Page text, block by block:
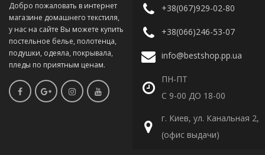
Добро пожаловать в интернет
магазине домашнего текстиля,
у нас на сайте Вы можете купить
постельное белье, полотенца,
подушки, одеяла, покрывала,
пледы по приятным ценам.
+38(067)929-02-80
+38(066)246-53-07
info@bestshop.pp.ua
ПН-ПТ
С 9-00 ДО 18-00
г. Киев, ул. Канальная 2,
(офис выдачи)